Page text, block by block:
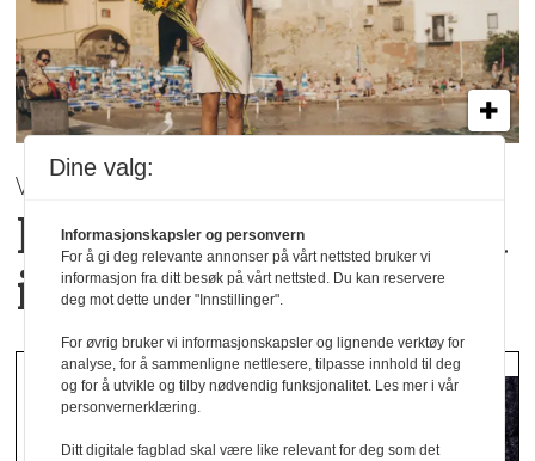
VÅR / SOMMER 2027 | Mey
Hverdagsluksus med
italiensk inspirasjon
Dine valg:
Informasjonskapsler og personvern
For å gi deg relevante annonser på vårt nettsted bruker vi
informasjon fra ditt besøk på vårt nettsted. Du kan reservere
deg mot dette under "Innstillinger".
For øvrig bruker vi informasjonskapsler og lignende verktøy for
analyse, for å sammenligne nettlesere, tilpasse innhold til deg
og for å utvikle og tilby nødvendig funksjonalitet. Les mer i vår
personvernerklæring.
Ditt digitale fagblad skal være like relevant for deg som det